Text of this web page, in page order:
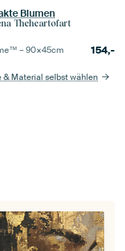
Blumen
Theheartofart
–90×45cm 154,-
& Material selbst wählen